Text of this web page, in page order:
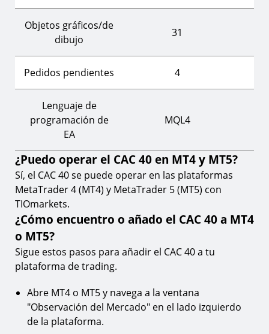
Objetos gráficos/de
dibujo
31
Pedidos pendientes 4
Lenguaje de
programación de
EA
MQL4
¿Puedo operar el CAC 40 en MT4 y MT5?
Sí, el CAC 40 se puede operar en las plataformas
MetaTrader 4 (MT4) y MetaTrader 5 (MT5) con
TIOmarkets.
¿Cómo encuentro o añado el CAC 40 a MT4
o MT5?
Sigue estos pasos para añadir el CAC 40 a tu
plataforma de trading.
Abre MT4 o MT5 y navega a la ventana
"Observación del Mercado" en el lado izquierdo
de la plataforma.